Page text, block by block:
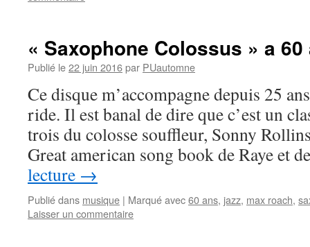
« Saxophone Colossus » a 60
Publié le22 juin 2016par PUautomne
Ce disque m’accompagne depuis 25
ride. Il est banal de dire que c’est un
trois du colosse souffleur, Sonny
Great american song book de Raye et
lecture →
Publié dans musique | Marqué avec60 ans, jazz, max roach,
Laisser un commentaire